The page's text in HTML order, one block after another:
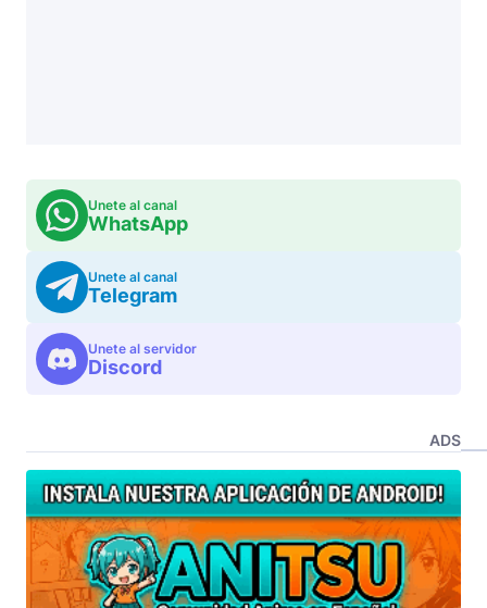
Unete al canal
WhatsApp
Unete al canal
Telegram
Unete al servidor
Discord
ADS